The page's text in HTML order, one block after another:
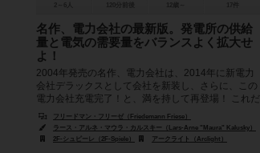
名作、電力会社の最新版。発電所の供給
量と電気の需要量をバランスよく拡大せ
よ！
2004年発売の名作、電力会社は、2014年に新電力
会社デラックスとして会社を新装し、さらに、この
電力会社充電完了！と、満を持して再登場！ これだ
けの改編、カードゲーム化な...
フリードマン・フリーゼ（Friedemann Friese）
ラース・アルネ・マウラ・カルスキー（Lars-Arne "Maura" Kalusky）
2F-シュピーレ（2F-Spiele）
アークライト（Arclight）